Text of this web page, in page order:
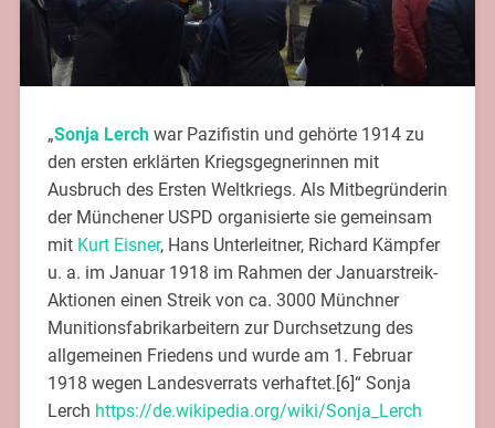
„Sonja Lerchwar Pazifistin und gehörte 1914 zu
den ersten erklärten Kriegsgegnerinnen mit
Ausbruch des Ersten Weltkriegs. Als Mitbegründerin
der Münchener USPD organisierte sie gemeinsam
mit Kurt Eisner, Hans Unterleitner, Richard Kämpfer
u. a. im Januar 1918 im Rahmen der Januarstreik-
Aktionen einen Streik von ca. 3000 Münchner
Munitionsfabrikarbeitern zur Durchsetzung des
allgemeinen Friedens und wurde am 1. Februar
1918 wegen Landesverrats verhaftet.[6]“ Sonja
Lerch https://de.wikipedia.org/wiki/Sonja_Lerch